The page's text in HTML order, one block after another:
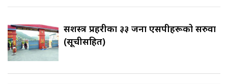
सशस्त्र प्रहरीका ३३ जना एसपीहरूको सरुवा
(सूचीसहित)